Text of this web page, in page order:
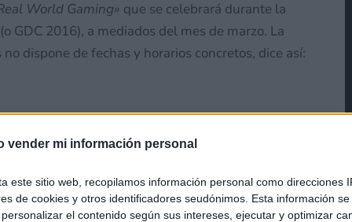
vender mi información personal
este sitio web, recopilamos información personal como direcciones
de cookies y otros identificadores seudónimos. Esta información
el contenido según sus intereses, ejecutar y optimizar
World Gaming» que se celebrará durante la
GDC 2016), a mediados del mes de marzo. La
dispone de fechas y horarios concretos, dice así:
Niantic, Inc. ha estado
juegos basados en
de smartphones y tablets